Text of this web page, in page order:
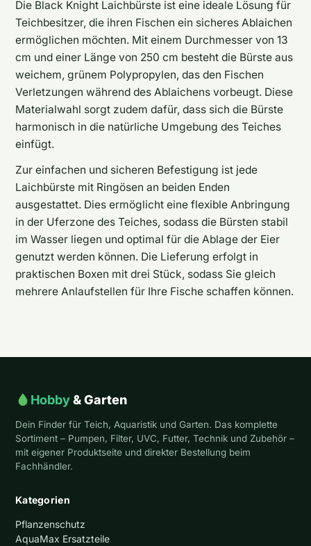
Die Black Knight Laichbürste ist eine ideale Lösung für
Teichbesitzer, die ihren Fischen ein sicheres Ablaichen
ermöglichen möchten. Mit einem Durchmesser von 13
cm und einer Länge von 250 cm besteht die Bürste aus
weichem, grünem Polypropylen, das den Fischen
Verletzungen während des Ablaichens vorbeugt. Diese
Materialwahl sorgt zudem dafür, dass sich die Bürste
harmonisch in die natürliche Umgebung des Teiches
einfügt.
Zur einfachen und sicheren Befestigung ist jede
Laichbürste mit Ringösen an beiden Enden
ausgestattet. Dies ermöglicht eine flexible Anbringung
in der Uferzone des Teiches, sodass die Bürsten stabil
im Wasser liegen und optimal für die Ablage der Eier
genutzt werden können. Die Lieferung erfolgt in
praktischen Boxen mit drei Stück, sodass Sie gleich
mehrere Anlaufstellen für Ihre Fische schaffen können.
Hobby& Garten
Dein Finder für Teich, Aquaristik und Garten. Das komplette
Sortiment – Pumpen, Filter, UVC, Futter, Technik und Zubehör –
mit eigener Produktseite und direkter Bestellung beim
Fachhändler.
Kategorien
Pflanzenschutz
AquaMax Ersatzteile